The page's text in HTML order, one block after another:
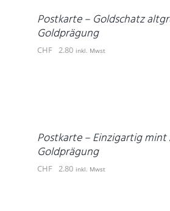
Postkarte – Goldschatz
Goldprägung
CHF 2.80 inkl. Mwst
Postkarte – Einzigartig
Goldprägung
CHF 2.80 inkl. Mwst